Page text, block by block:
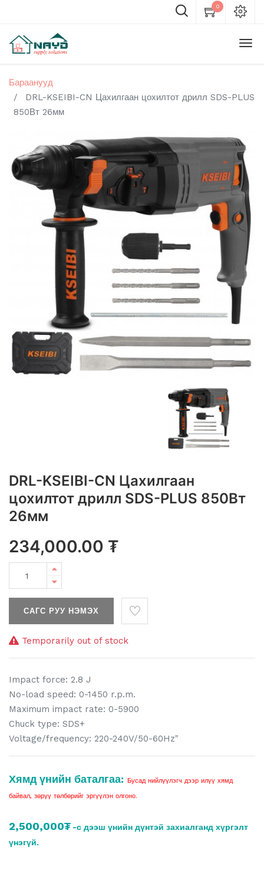
0
Бараанууд
DRL-KSEIBI-CN Цахилгаан цохилтот дрилл SDS-PLUS
850Вт 26мм
DRL-KSEIBI-CN Цахилгаан
цохилтот дрилл SDS-PLUS 850Вт
26мм
234,000.00 ₮
САГС РУУ НЭМЭХ
Temporarily out of stock
Impact force: 2.8 J
No-load speed: 0-1450 r.p.m.
Maximum impact rate: 0-5900
Chuck type: SDS+
Voltage/frequency: 220-240V/50-60Hz"
Хямд үнийн баталгаа: Бусад нийлүүлэгч дээр илүү хямд
байвал, зөрүү төлбөрийг эргүүлэн олгоно.
2,500,000₮ -с дээш үнийн дүнтэй захиалганд хүргэлт
үнэгүй.